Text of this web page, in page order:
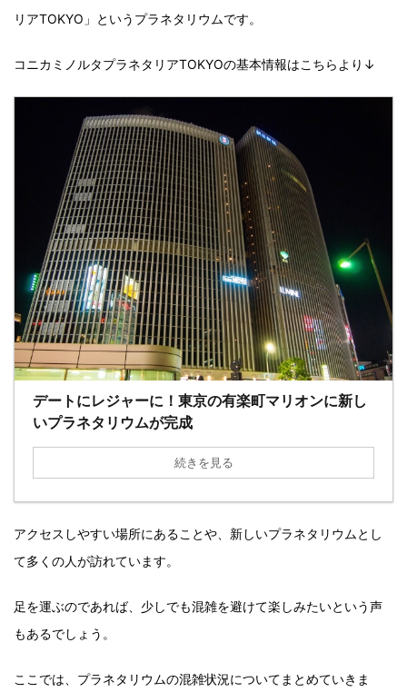
リアTOKYO」というプラネタリウムです。
コニカミノルタプラネタリアTOKYOの基本情報はこちらより↓
デートにレジャーに！東京の有楽町マリオンに新し
いプラネタリウムが完成
続きを見る
アクセスしやすい場所にあることや、新しいプラネタリウムとし
て多くの人が訪れています。
足を運ぶのであれば、少しでも混雑を避けて楽しみたいという声
もあるでしょう。
ここでは、プラネタリウムの混雑状況についてまとめていきま